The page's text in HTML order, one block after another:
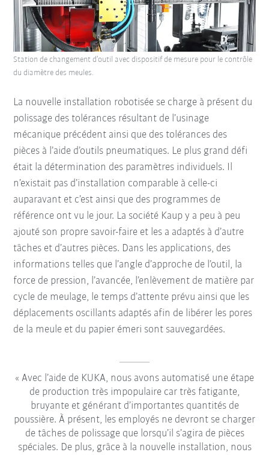
La nouvelle installation robotisée se charge à présent du
polissage des tolérances résultant de l’usinage
mécanique précédent ainsi que des tolérances des
pièces à l’aide d’outils pneumatiques. Le plus grand défi
était la détermination des paramètres individuels. Il
n’existait pas d’installation comparable à celle-ci
auparavant et c’est ainsi que des programmes de
référence ont vu le jour. La société Kaup y a peu à peu
ajouté son propre savoir-faire et les a adaptés à d’autre
tâches et d’autres pièces. Dans les applications, des
informations telles que l’angle d’approche de l’outil, la
force de pression, l’avancée, l’enlèvement de matière par
cycle de meulage, le temps d’attente prévu ainsi que les
déplacements oscillants adaptés afin de libérer les pores
de la meule et du papier émeri sont sauvegardées.
Station de changement d’outil avec dispositif de mesure pour le contrôle
du diamètre des meules.
Avec l’aide de KUKA, nous avons automatisé une étape
de production très impopulaire car très fatigante,
bruyante et générant d’importantes quantités de
poussière. À présent, les employés ne devront se charger
de tâches de polissage que lorsqu’il s’agira de pièces
spéciales. De plus, grâce à la nouvelle installation, nous